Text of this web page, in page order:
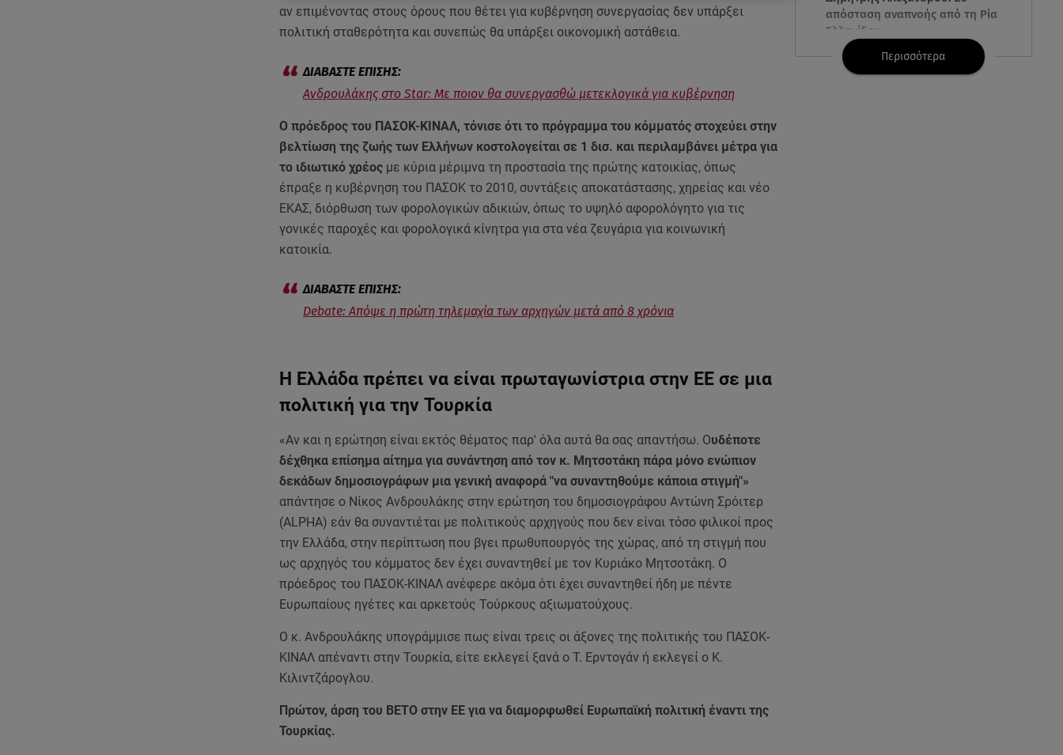
απόσταση αναπνοής από τη Ρία
Ελληνίδου
06.08.26 , 11:17
Περισσότερα
αν επιμένοντας στους όρους που θέτει για κυβέρνηση συνεργασίας δεν υπάρξει
πολιτική σταθερότητα και συνεπώς θα υπάρξει οικονομική αστάθεια.
Ανδρουλάκης στο Star: Με ποιον θα συνεργασθώ μετεκλογικά για κυβέρνηση
Ο πρόεδρος του ΠΑΣΟΚ-ΚΙΝΑΛ, τόνισε ότι το πρόγραμμα του κόμματός στοχεύει στην
βελτίωση της ζωής των Ελλήνων κοστολογείται σε 1 δισ. και περιλαμβάνει μέτρα για
το ιδιωτικό χρέος με κύρια μέριμνα τη προστασία της πρώτης κατοικίας, όπως
έπραξε η κυβέρνηση του ΠΑΣΟΚ το 2010, συντάξεις αποκατάστασης, χηρείας και νέο
ΕΚΑΣ, διόρθωση των φορολογικών αδικιών, όπως το υψηλό αφορολόγητο για τις
γονικές παροχές και φορολογικά κίνητρα για στα νέα ζευγάρια για κοινωνική
κατοικία.
Debate: Απόψε η πρώτη τηλεμαχία των αρχηγών μετά από 8 χρόνια
Η Ελλάδα πρέπει να είναι πρωταγωνίστρια στην ΕΕ σε μια
πολιτική για την Τουρκία
«Αν και η ερώτηση είναι εκτός θέματος παρ' όλα αυτά θα σας απαντήσω. Ουδέποτε
δέχθηκα επίσημα αίτημα για συνάντηση από τον κ. Μητσοτάκη πάρα μόνο ενώπιον
δεκάδων δημοσιογράφων μια γενική αναφορά "να συναντηθούμε κάποια στιγμή"»
απάντησε ο Νίκος Ανδρουλάκης στην ερώτηση του δημοσιογράφου Αντώνη Σρόιτερ
(ALPHA) εάν θα συναντιέται με πολιτικούς αρχηγούς που δεν είναι τόσο φιλικοί προς
την Ελλάδα, στην περίπτωση που βγει πρωθυπουργός της χώρας, από τη στιγμή που
ως αρχηγός του κόμματος δεν έχει συναντηθεί με τον Κυριάκο Μητσοτάκη. Ο
πρόεδρος του ΠΑΣΟΚ-ΚΙΝΑΛ ανέφερε ακόμα ότι έχει συναντηθεί ήδη με πέντε
Ευρωπαίους ηγέτες και αρκετούς Τούρκους αξιωματούχους.
Ο κ. Ανδρουλάκης υπογράμμισε πως είναι τρεις οι άξονες της πολιτικής του ΠΑΣΟΚ-
ΚΙΝΑΛ απέναντι στην Τουρκία, είτε εκλεγεί ξανά ο Τ. Ερντογάν ή εκλεγεί ο Κ.
Κιλιντζάρογλου.
Πρώτον, άρση του ΒΕΤΟ στην ΕΕ για να διαμορφωθεί Ευρωπαϊκή πολιτική έναντι της
Τουρκίας.